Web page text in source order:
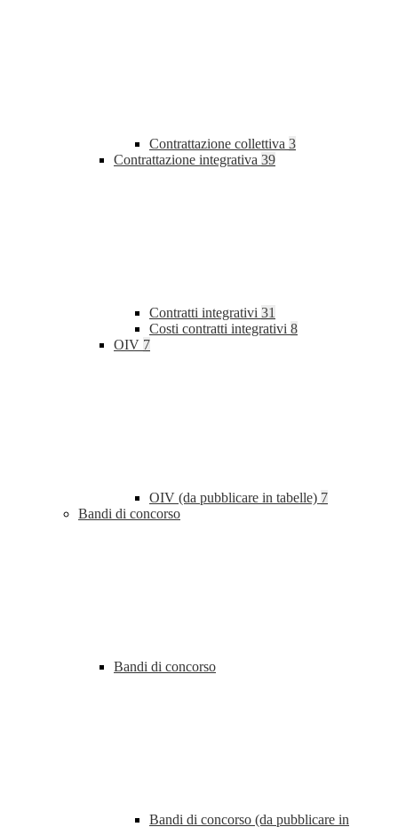
Contrattazione collettiva 3
Contrattazione integrativa 39
Contratti integrativi 31
Costi contratti integrativi 8
OIV 7
OIV (da pubblicare in tabelle) 7
Bandi di concorso
Bandi di concorso
Bandi di concorso (da pubblicare in